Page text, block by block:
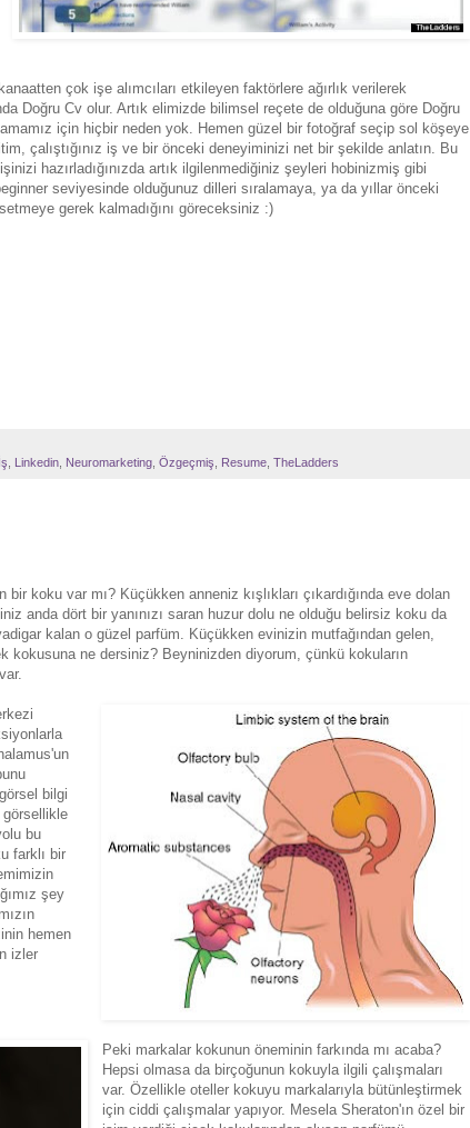
çok işe alımcıları etkileyen faktörlere ağırlık verilerek
Doğru Cv olur. Artık elimizde bilimsel reçete de olduğuna göre Doğru
için hiçbir neden yok. Hemen güzel bir fotoğraf seçip sol köşeye
çalıştığınız iş ve bir önceki deneyiminizi net bir şekilde anlatın. Bu
hazırladığınızda artık ilgilenmediğiniz şeyleri hobinizmiş gibi
seviyesinde olduğunuz dilleri sıralamaya, ya da yıllar önceki
gerek kalmadığını göreceksiniz :)
İş Linkedin Neuromarketing Özgeçmiş Resume TheLadders
koku var mı? Küçükken anneniz kışlıkları çıkardığında eve dolan
anda dört bir yanınızı saran huzur dolu ne olduğu belirsiz koku da
kalan o güzel parfüm. Küçükken evinizin mutfağından gelen,
ne dersiniz? Beyninizden diyorum, çünkü kokuların
bilgi
görsellikle
bu
farklı bir
şey
hemen
izler
Peki markalar kokunun öneminin farkında mı acaba?
Hepsi olmasa da birçoğunun kokuyla ilgili çalışmaları
var. Özellikle oteller kokuyu markalarıyla bütünleştirmek
için ciddi çalışmalar yapıyor. Mesela Sheraton'ın özel bir